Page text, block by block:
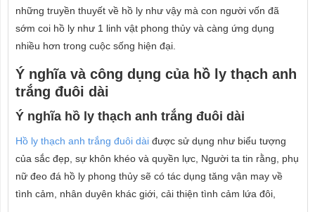
những truyền thuyết về hồ ly như vậy mà con người vốn đã
sớm coi hồ ly như 1 linh vật phong thủy và càng ứng dụng
nhiều hơn trong cuộc sống hiện đại.
Ý nghĩa và công dụng của hồ ly thạch anh
trắng đuôi dài
Ý nghĩa hồ ly thạch anh trắng đuôi dài
Hồ ly thạch anh trắng đuôi dài được sử dụng như biểu tượng
của sắc đẹp, sự khôn khéo và quyền lực, Người ta tin rằng, phụ
nữ đeo đá hồ ly phong thủy sẽ có tác dụng tăng vận may về
tình cảm, nhân duyên khác giới, cải thiện tình cảm lứa đôi,